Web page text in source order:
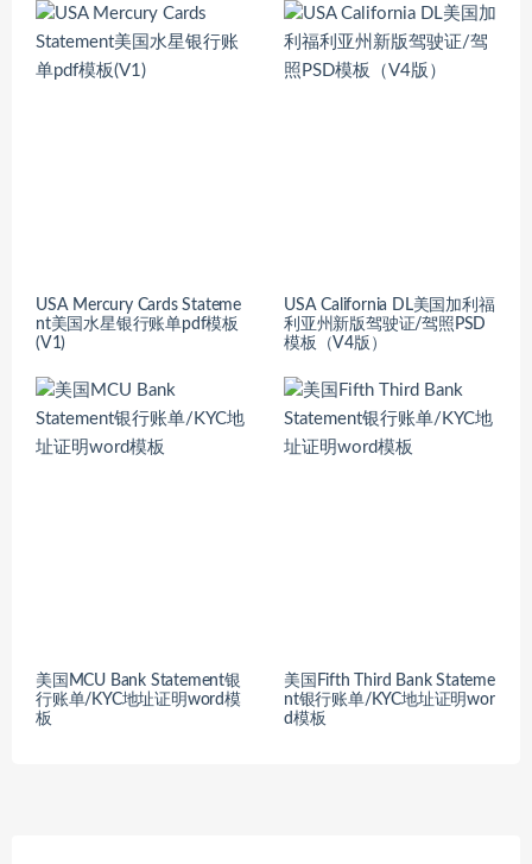
USA Mercury Cards Stateme
nt美国水星银行账单pdf模板
(V1)
USA California DL美国加利福
利亚州新版驾驶证/驾照PSD
模板（V4版）
美国MCU Bank Statement银
行账单/KYC地址证明word模
板
美国Fifth Third Bank Stateme
nt银行账单/KYC地址证明wor
d模板